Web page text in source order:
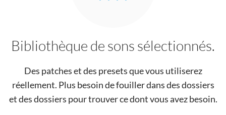
Bibliothèque de sons sélectionnés.
Des patches et des presets que vous utiliserez
réellement. Plus besoin de fouiller dans des dossiers
et des dossiers pour trouver ce dont vous avez besoin.